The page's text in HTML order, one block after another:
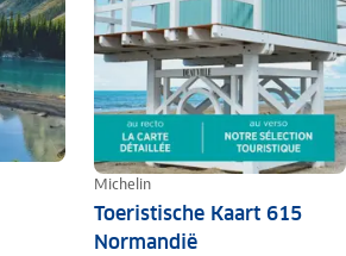
Michelin
Toeristische Kaart 615
Normandië